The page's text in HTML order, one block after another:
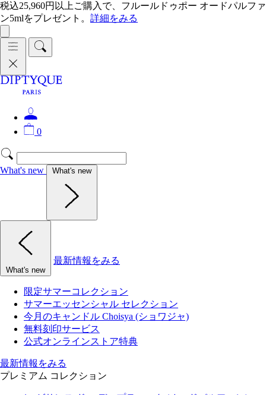
税込25,960円以上ご購入で、フルールドゥポー オードパルファ
ン5mlをプレゼント。 詳細をみる
0
What's new What's new
What's new
最新情報をみる
限定サマーコレクション
サマーエッセンシャル セレクション
今月のキャンドル Choisya (ショワジャ)
無料刻印サービス
公式オンラインストア特典
最新情報をみる
プレミアム コレクション